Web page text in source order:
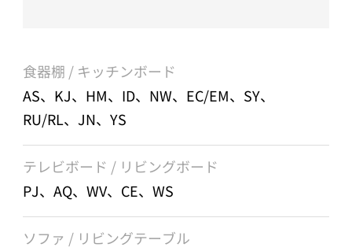
食器棚 / キッチンボード
AS、KJ、HM、ID、NW、EC/EM、SY、
RU/RL、JN、YS
テレビボード / リビングボード
PJ、AQ、WV、CE、WS
ソファ / リビングテーブル